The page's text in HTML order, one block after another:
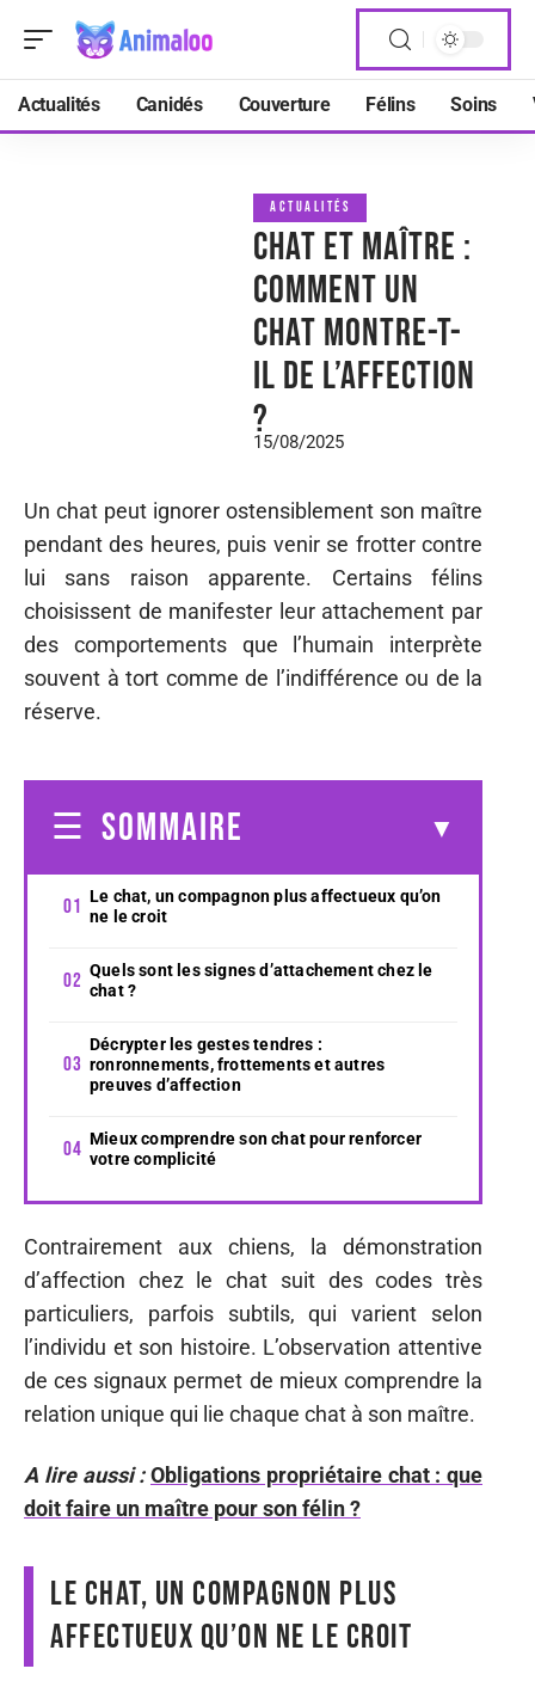
Actualités Canidés Couverture Félins Soins
ACTUALITÉS
Chat et maître :
comment un
chat montre-t-
il de l’affection
?
15/08/2025
Un chat peut ignorer ostensiblement son maître
pendant des heures, puis venir se frotter contre
lui sans raison apparente. Certains félins
choisissent de manifester leur attachement par
des comportements que l’humain interprète
souvent à tort comme de l’indifférence ou de la
réserve.
SOMMAIRE
Le chat, un compagnon plus affectueux qu’on
ne le croit
Quels sont les signes d’attachement chez le
chat ?
Décrypter les gestes tendres :
ronronnements, frottements et autres
preuves d’affection
Mieux comprendre son chat pour renforcer
votre complicité
Contrairement aux chiens, la démonstration
d’affection chez le chat suit des codes très
particuliers, parfois subtils, qui varient selon
l’individu et son histoire. L’observation attentive
de ces signaux permet de mieux comprendre la
relation unique qui lie chaque chat à son maître.
A lire aussi : Obligations propriétaire chat : que
doit faire un maître pour son félin ?
Le chat, un compagnon plus
affectueux qu’on ne le croit